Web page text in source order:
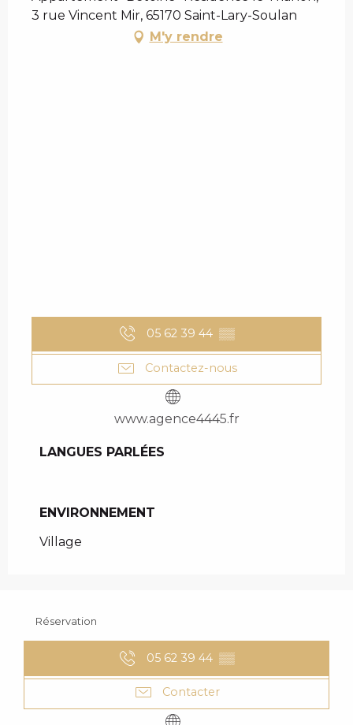
3 rue Vincent Mir, 65170 Saint-Lary-Soulan
M'y rendre
05 62 39 44 ▒▒
Contactez-nous
www.agence4445.fr
LANGUES PARLÉES
LANGUES PARLÉES
ENVIRONNEMENT
ENVIRONNEMENT
Village
Réservation
05 62 39 44 ▒▒
Contacter